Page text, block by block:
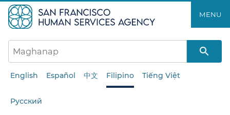
ang
pangunahing
nilalaman​​
MENU​​
English Español 中文 Filipino Tiếng Việt
Русский